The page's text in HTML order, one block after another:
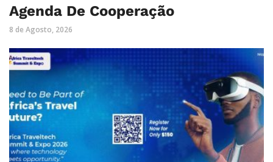
Agenda De Cooperação
8 de Agosto, 2026